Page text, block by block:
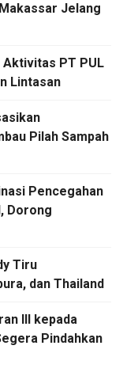
Jelang
Aktivitas PT PUL
Lintasan
Pilah Sampah
Pencegahan
Dorong
Tiru
dan Thailand
III kepada
Pindahkan